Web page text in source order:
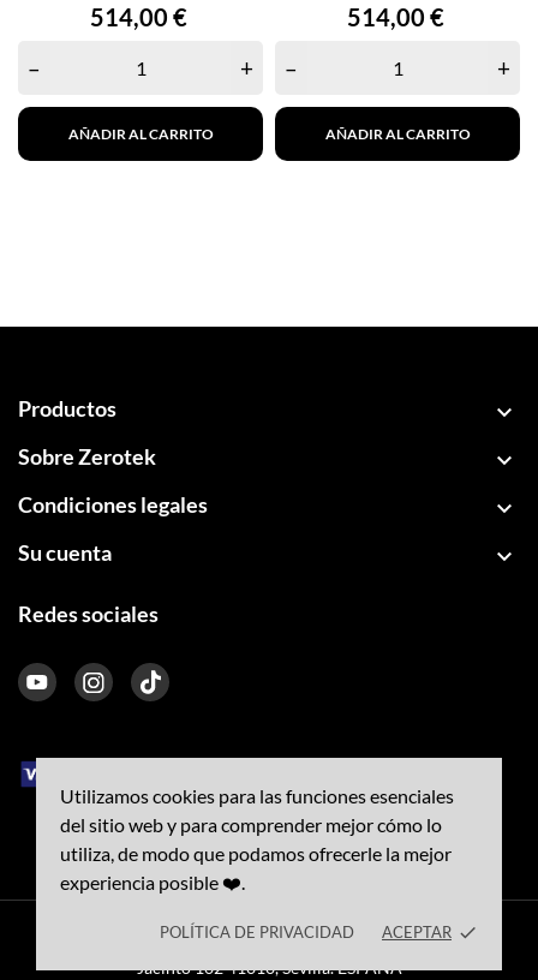
Utilizamos cookies para las funciones esenciales
del sitio web y para comprender mejor cómo lo
utiliza, de modo que podamos ofrecerle la mejor
experiencia posible ❤️.
POLÍTICA DE PRIVACIDAD ACEPTAR done
Precio
514,00 €
– +
AÑADIR AL CARRITO
Precio
514,00 €
– +
AÑADIR AL CARRITO
Productos 
Sobre Zerotek 
Condiciones legales 
Su cuenta 
Redes sociales
© 2026 - PHONEMOVIL 2010 SL CIF B56575749. C/ San
Jacinto 102 41010, Sevilla. ESPAÑA